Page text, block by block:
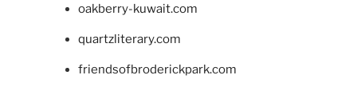
oakberry-kuwait.com
quartzliterary.com
friendsofbroderickpark.com